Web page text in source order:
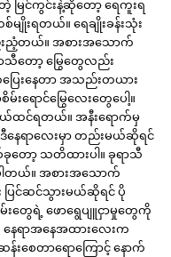
မြင်ကွင်းနဲ့ဆိုတော့ ရေကူးရ
ျိုးရတယ်။ ရေချိုးခန်းသုံး
းညံ့တယ်။ အစားအသောက်
တော့ မြွေတွေလည်း
ေးနေတာ အသည်းတယား
ရောင်မြွေလေးတွေပေါ့။
ထင်ရတယ်။ အနီးရောက်မှ
နေရာလေးမှာ တည်းမယ်ဆိုရင်
တော့ သတိထားပါ။ ခုရာသီ
ါတယ်။ အစားအသောက်
င်ဆင်သွားမယ်ဆိုရင် ပို
မ်းတွေရဲ့ ဖောရွေပျူငှာမှုတွေကို
နေရာအနေအထားလေးက
စေတာရောကြောင့် နောက်